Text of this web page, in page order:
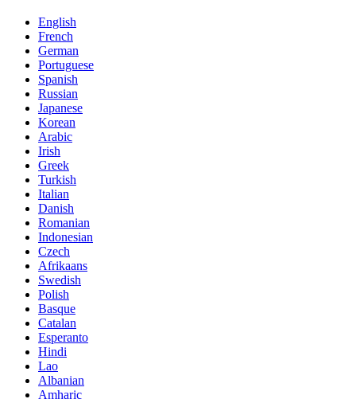
English
French
German
Portuguese
Spanish
Russian
Japanese
Korean
Arabic
Irish
Greek
Turkish
Italian
Danish
Romanian
Indonesian
Czech
Afrikaans
Swedish
Polish
Basque
Catalan
Esperanto
Hindi
Lao
Albanian
Amharic